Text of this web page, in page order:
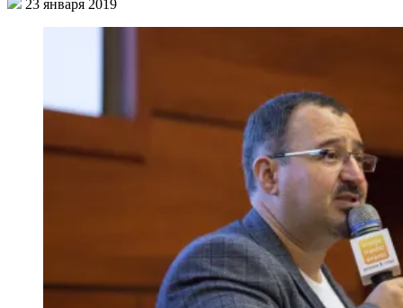
23 января 2019